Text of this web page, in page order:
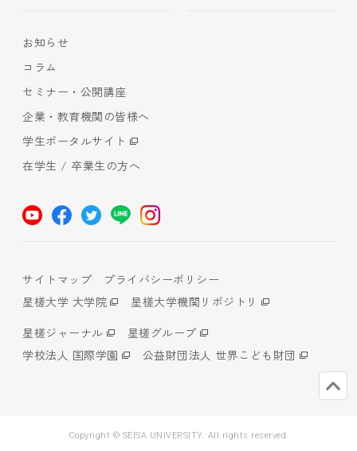
お知らせ
コラム
セミナー・公開講座
企業・教育機関の皆様へ
学生ポータルサイト
在学生 / 卒業生の方へ
サイトマップ
プライバシーポリシー
星槎大学 大学院
星槎大学機関リポジトリ
星槎ジャーナル
星槎グループ
学校法人 国際学園
公益財団法人 世界こども財団
Copyright © SEISA UNIVERSITY. All rights reserved.